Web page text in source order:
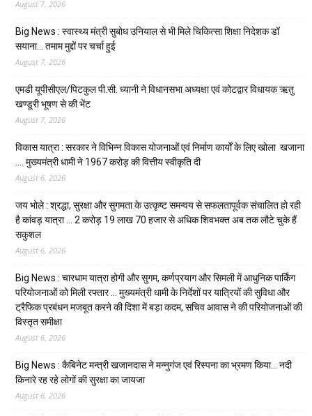
August 7, 2026
Big News : स्वास्थ्य मंत्री सुबोध उनियाल से भी मिले चिकित्सा शिक्षा निदेशक डॉ
सयाना… तमाम मुद्दों पर चर्चा हुई
August 7, 2026
एमडी यूपीसीएल/पिटकुल पी.सी. ध्यानी ने विधानसभा अध्यक्षा एवं कोटद्वार विधायक ऋतु
खण्डूरी भूषण से की भेंट
August 7, 2026
विकास यात्रा : सरकार ने विभिन्न विकास योजनाओं एवं निर्माण कार्यों के लिए खोला खजाना
…. मुख्यमंत्री धामी ने ₹1967 करोड़ की वित्तीय स्वीकृति दी
August 6, 2026
जय भोले : श्रद्धा, सुरक्षा और सुगमता के उत्कृष्ट समन्वय से सफलतापूर्वक संचालित हो रही
है कांवड़ यात्रा … 2 करोड़ 19 लाख 70 हजार से अधिक शिवभक्त अब तक लौटे चुके हैं
सकुशल
August 6, 2026
Big News : चारधाम यात्रा होगी और सुगम, कर्णप्रयाग और सिमली में आधुनिक पार्किंग
परियोजनाओं को मिली रफ्तार … मुख्यमंत्री धामी के निर्देशों पर यात्रियों की सुविधा और
ट्रैफिक प्रबंधन मजबूत करने की दिशा में बड़ा कदम, सचिव आवास ने की परियोजनाओं की
विस्तृत समीक्षा
August 6, 2026
Big News : कैबिनेट मन्त्री खजानदास ने मन्नुगंज एवं रिस्पना का भ्रमण किया… नदी
किनारे रह रहे लोगों की सुरक्षा का जायजा
August 6, 2026